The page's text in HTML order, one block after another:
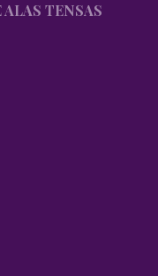
TENSAS